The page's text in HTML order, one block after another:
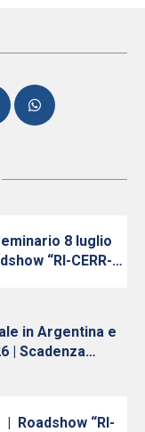
8 luglio
“RI-CERR-
in Argentina e
| Scadenza
Roadshow “RI-